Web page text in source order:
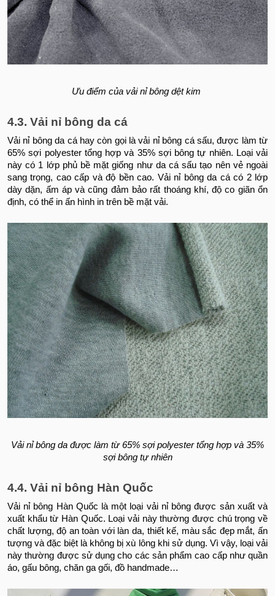
Ưu điểm của vải nỉ bông dệt kim
4.3. Vải nỉ bông da cá
Vải nỉ bông da cá hay còn gọi là vải nỉ bông cá sấu, được làm từ
65% sợi polyester tổng hợp và 35% sợi bông tự nhiên. Loại vải
này có 1 lớp phủ bề mặt giống như da cá sấu tạo nên vẻ ngoài
sang trọng, cao cấp và độ bền cao. Vải nỉ bông da cá có 2 lớp
dày dặn, ấm áp và cũng đảm bảo rất thoáng khí, độ co giãn ổn
định, có thể in ấn hình in trên bề mặt vải.
Vải nỉ bông da được làm từ 65% sợi polyester tổng hợp và 35%
sợi bông tự nhiên
4.4. Vải nỉ bông Hàn Quốc
Vải nỉ bông Hàn Quốc là một loại vải nỉ bông được sản xuất và
xuất khẩu từ Hàn Quốc. Loại vải này thường được chú trọng về
chất lượng, độ an toàn với làn da, thiết kế, màu sắc đẹp mắt, ấn
tượng và đặc biệt là không bị xù lông khi sử dụng. Vì vậy, loại vải
này thường được sử dụng cho các sản phẩm cao cấp như quần
áo, gấu bông, chăn ga gối, đồ handmade…